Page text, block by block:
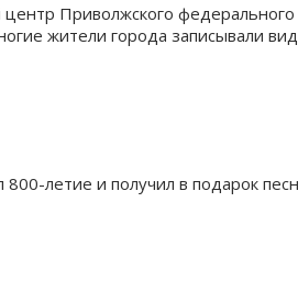
Приволжского
жители города записывали
летие и получил в подарок